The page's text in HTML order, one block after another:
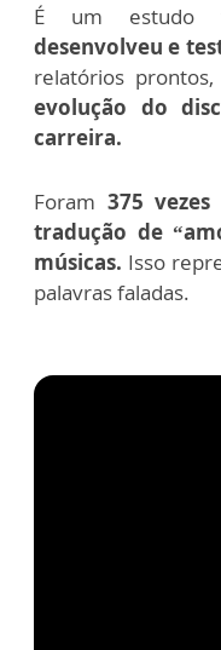
É um estudo
desenvolveu e
relatórios
evolução do
carreira.
Foram 375
tradução de
músicas. Isso
palavras faladas.